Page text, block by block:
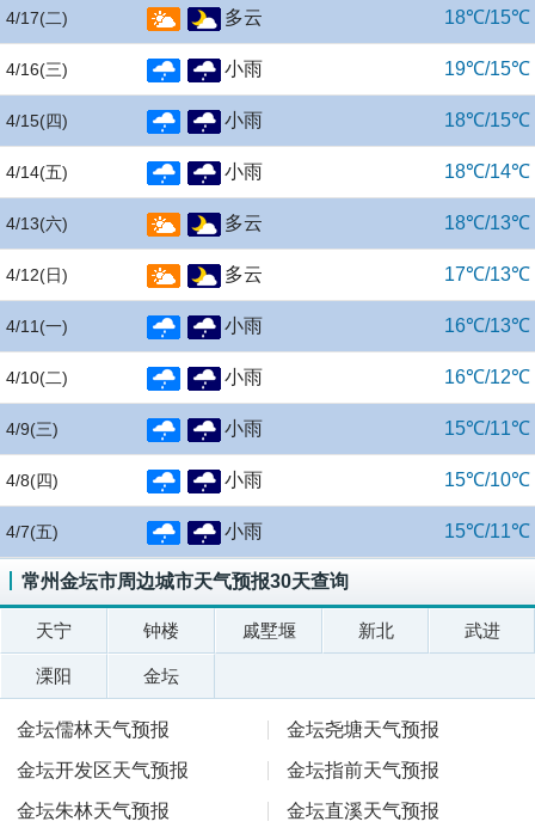
4/17(二) 多云 18℃/15℃
4/16(三) 小雨 19℃/15℃
4/15(四) 小雨 18℃/15℃
4/14(五) 小雨 18℃/14℃
4/13(六) 多云 18℃/13℃
4/12(日) 多云 17℃/13℃
4/11 (一) 小雨 16℃/13℃
4/10(二) 小雨 16℃/12℃
4/9(三) 小雨 15℃/11℃
4/8(四) 小雨 15℃/10℃
4/7(五) 小雨 15℃/11℃
常州金坛市周边城市天气预报30天查询
天宁 钟楼 戚墅堰 新北 武进
溧阳 金坛
金坛儒林天气预报
金坛尧塘天气预报
金坛开发区天气预报
金坛指前天气预报
金坛朱林天气预报
金坛直溪天气预报